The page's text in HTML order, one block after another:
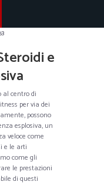
e
al centro di
per via dei
possono
esplosiva, un
veloce come
e le arti
come gli
le prestazioni
di questi